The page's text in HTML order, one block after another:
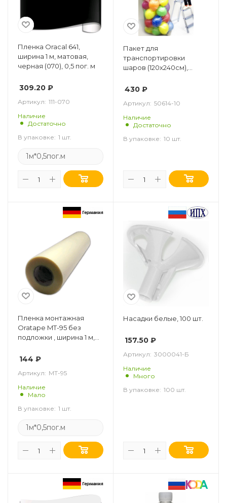
Пленка Oracal 641,
ширина 1 м, матовая,
черная (070), 0,5 пог. м
309.20 ₽
Артикул: 111-070
Наличие
Достаточно
В упаковке: 1 шт.
1м*0,5пог.м
Пакет для
транспортировки
шаров (120х240см),
430 ₽
Артикул: 50614-10
Наличие
Достаточно
В упаковке: 10 шт.
Пленка монтажная
Oratape MT-95 без
подложки , ширина 1 м,
144 ₽
Артикул: МТ-95
Наличие
Мало
В упаковке: 1 шт.
1м*0,5пог.м
Насадки белые, 100 шт.
157.50 ₽
Артикул: 3000041-Б
Наличие
Много
В упаковке: 100 шт.